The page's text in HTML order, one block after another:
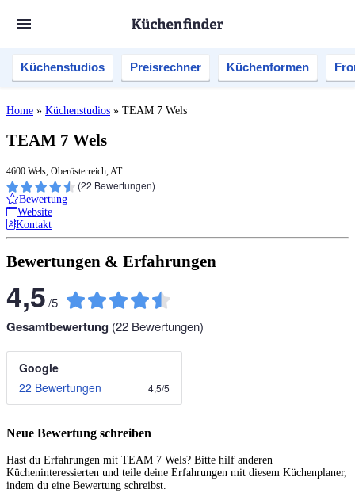
Küchenstudios Preisrechner Küchenformen
Home » Küchenstudios » TEAM 7 Wels
TEAM 7 Wels
4600 Wels, Oberösterreich, AT
(22 Bewertungen)
Bewertung
Website
Kontakt
Bewertungen & Erfahrungen
4,5/5
Gesamtbewertung (22 Bewertungen)
Google
22 Bewertungen
4,5/5
Neue Bewertung schreiben
Hast du Erfahrungen mit TEAM 7 Wels? Bitte hilf anderen
Kücheninteressierten und teile deine Erfahrungen mit diesem Küchenplaner,
indem du eine Bewertung schreibst.